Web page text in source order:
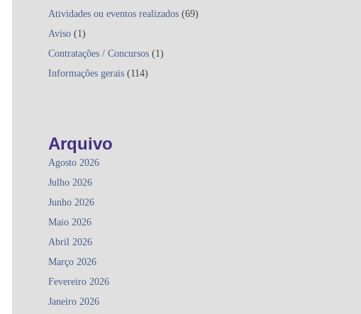
Atividades ou eventos realizados (69)
Aviso (1)
Contratações / Concursos (1)
Informações gerais (114)
Arquivo
Agosto 2026
Julho 2026
Junho 2026
Maio 2026
Abril 2026
Março 2026
Fevereiro 2026
Janeiro 2026